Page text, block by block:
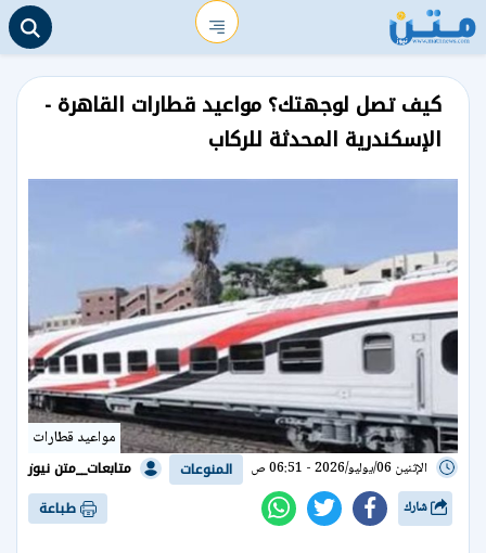
كيف تصل لوجهتك؟ مواعيد قطارات القاهرة -
الإسكندرية المحدثة للركاب
مواعيد قطارات
الإثنين 06/يوليو/2026 - 06:51 ص المنوعات متابعات__متن نيوز
طباعة